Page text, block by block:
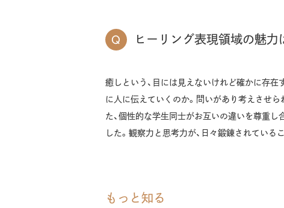
ヒーリング表現領域の魅力
癒しという、目には見えないけれど確かに存在
に人に伝えていくのか。問いがあり考えさせ
た、個性的な学生同士がお互いの違いを尊重
した。観察力と思考力が、日々鍛錬されている
もっと知る